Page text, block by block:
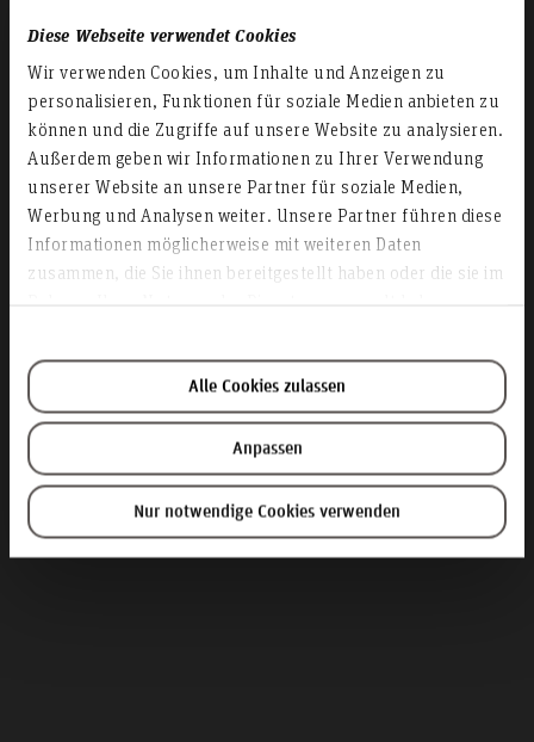
Diese Webseite verwendet Cookies
Wir verwenden Cookies, um Inhalte und Anzeigen zu
personalisieren, Funktionen für soziale Medien anbieten zu
können und die Zugriffe auf unsere Website zu analysieren.
Außerdem geben wir Informationen zu Ihrer Verwendung
unserer Website an unsere Partner für soziale Medien,
Werbung und Analysen weiter. Unsere Partner führen diese
Informationen möglicherweise mit weiteren Daten
zusammen, die Sie ihnen bereitgestellt haben oder die sie im
Alle Cookies zulassen
Anpassen
Nur notwendige Cookies verwenden
Kooperationsmöglichkeiten
für Unternehmen